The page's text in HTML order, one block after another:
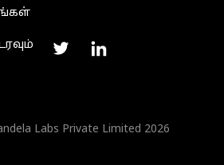
Labs Private Limited 2026